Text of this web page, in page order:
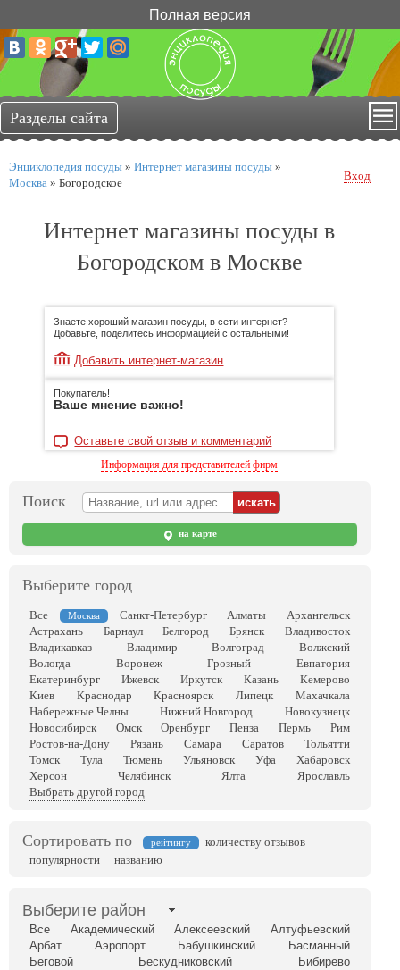
Полная версия
Энциклопедия посуды » Интернет магазины посуды »
Москва » Богородское
Вход
Интернет магазины посуды в
Богородском в Москве
Знаете хороший магазин посуды, в сети интернет?
Добавьте, поделитесь информацией с остальными!
Добавить интернет-магазин
Покупатель!
Ваше мнение важно!
Оставьте свой отзыв и комментарий
Информация для представителей фирм
Поиск
на карте
Выберите город
Все Москва Санкт-Петербург Алматы
Архангельск
Астрахань
Барнаул Белгород Брянск
Владивосток
Владикавказ
Владимир Волгоград
Волжский
Вологда
Воронеж Грозный
Евпатория
Екатеринбург
Ижевск Иркутск Казань
Кемерово
Киев
Краснодар Красноярск Липецк
Махачкала
Набережные Челны
Нижний Новгород
Новокузнецк
Новосибирск
Омск Оренбург Пенза Пермь
Рим
Ростов-на-Дону
Рязань Самара Саратов
Тольятти
Томск
Тула Тюмень Ульяновск Уфа
Хабаровск
Херсон
Челябинск Ялта
Ярославль
Выбрать другой город
Сортировать по рейтингу
количеству отзывов
популярности
названию
Выберите район
Все Академический Алексеевский
Алтуфьевский
Арбат
Аэропорт Бабушкинский
Басманный
Беговой
Бескудниковский
Бибирево